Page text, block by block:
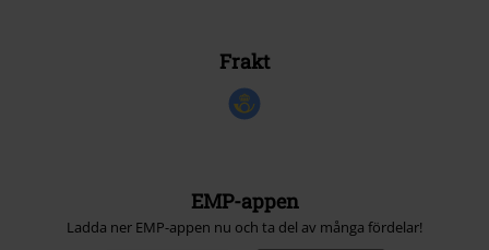
Frakt
EMP-appen
Ladda ner EMP-appen nu och ta del av många fördelar!